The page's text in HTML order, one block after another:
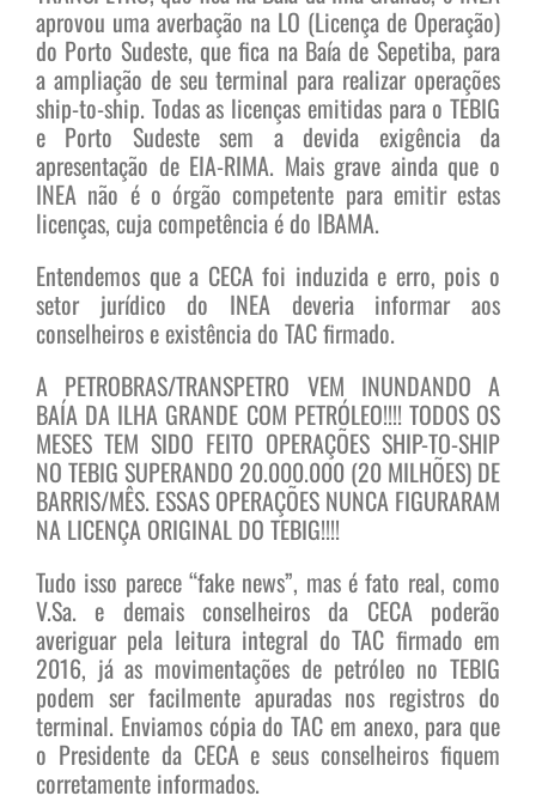
aprovou uma averbação na LO (Licença de Operação)
do Porto Sudeste, que fica na Baía de Sepetiba, para
a ampliação de seu terminal para realizar operações
ship-to-ship. Todas as licenças emitidas para o TEBIG
e Porto Sudeste sem a devida exigência da
apresentação de EIA-RIMA. Mais grave ainda que o
INEA não é o órgão competente para emitir estas
licenças, cuja competência é do IBAMA.
Entendemos que a CECA foi induzida e erro, pois o
setor jurídico do INEA deveria informar aos
conselheiros e existência do TAC firmado.
A PETROBRAS/TRANSPETRO VEM INUNDANDO A
BAÍA DA ILHA GRANDE COM PETRÓLEO!!!! TODOS OS
MESES TEM SIDO FEITO OPERAÇÕES SHIP-TO-SHIP
NO TEBIG SUPERANDO 20.000.000 (20 MILHÕES) DE
BARRIS/MÊS. ESSAS OPERAÇÕES NUNCA FIGURARAM
NA LICENÇA ORIGINAL DO TEBIG!!!!
Tudo isso parece “fake news”, mas é fato real, como
V.Sa. e demais conselheiros da CECA poderão
averiguar pela leitura integral do TAC firmado em
2016, já as movimentações de petróleo no TEBIG
podem ser facilmente apuradas nos registros do
terminal. Enviamos cópia do TAC em anexo, para que
o Presidente da CECA e seus conselheiros fiquem
corretamente informados.